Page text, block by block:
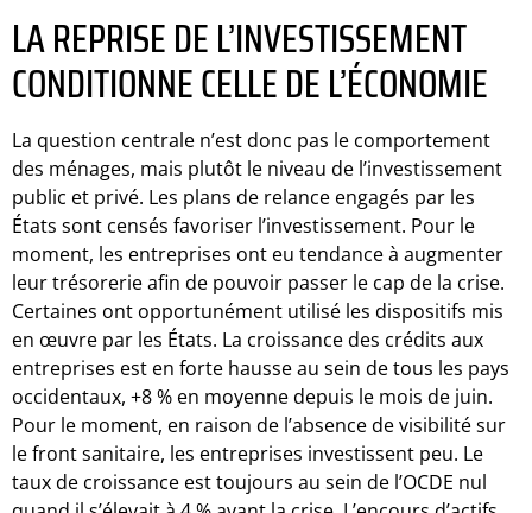
LA REPRISE DE L’INVESTISSEMENT
CONDITIONNE CELLE DE L’ÉCONOMIE
La question centrale n’est donc pas le comportement
des ménages, mais plutôt le niveau de l’investissement
public et privé. Les plans de relance engagés par les
États sont censés favoriser l’investissement. Pour le
moment, les entreprises ont eu tendance à augmenter
leur trésorerie afin de pouvoir passer le cap de la crise.
Certaines ont opportunément utilisé les dispositifs mis
en œuvre par les États. La croissance des crédits aux
entreprises est en forte hausse au sein de tous les pays
occidentaux, +8 % en moyenne depuis le mois de juin.
Pour le moment, en raison de l’absence de visibilité sur
le front sanitaire, les entreprises investissent peu. Le
taux de croissance est toujours au sein de l’OCDE nul